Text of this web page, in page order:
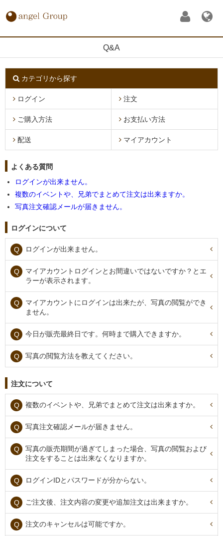
Q&A
カテゴリから探す
ログイン 注文
ご購入方法 お支払い方法
配送 マイアカウント
よくある質問
ログインが出来ません。
複数のイベントや、兄弟でまとめて注文は出来ますか。
写真注文確認メールが届きません。
ログインについて
ログインが出来ません。
マイアカウントログインとお間違いではないですか？とエ
ラーが表示されます。
マイアカウントにログインは出来たが、写真の閲覧ができ
ません。
今日が販売最終日です。何時まで購入できますか。
写真の閲覧方法を教えてください。
注文について
複数のイベントや、兄弟でまとめて注文は出来ますか。
写真注文確認メールが届きません。
写真の販売期間が過ぎてしまった場合、写真の閲覧および
注文をすることは出来なくなりますか。
ログインIDとパスワードが分からない。
ご注文後、注文内容の変更や追加注文は出来ますか。
注文のキャンセルは可能ですか。